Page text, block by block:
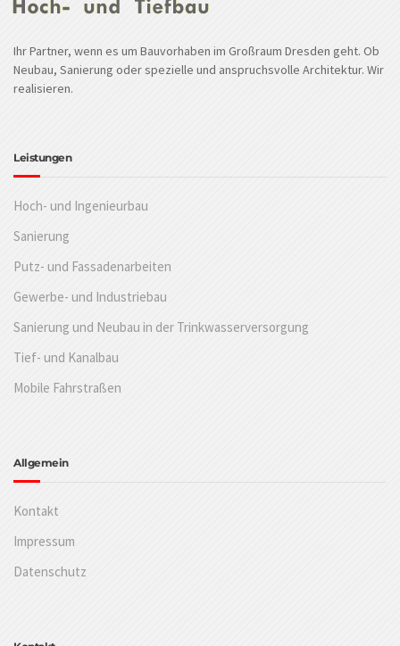
Ihr Partner, wenn es um Bauvorhaben im Großraum Dresden geht. Ob
Neubau, Sanierung oder spezielle und anspruchsvolle Architektur. Wir
realisieren.
Leistungen
Hoch- und Ingenieurbau
Sanierung
Putz- und Fassadenarbeiten
Gewerbe- und Industriebau
Sanierung und Neubau in der Trinkwasserversorgung
Tief- und Kanalbau
Mobile Fahrstraßen
Allgemein
Kontakt
Impressum
Datenschutz